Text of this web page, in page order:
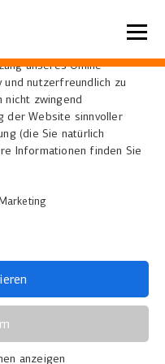
für
unseres Online-
nutzerfreundlich zu
nicht zwingend
der Website sinnvoller
(die Sie natürlich
Informationen finden Sie
anzeigen